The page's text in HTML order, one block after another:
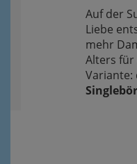
Auf der
Liebe
mehr
Alters für
Variante: